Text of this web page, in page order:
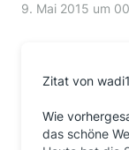
9. Mai 2015 um
Zitat von
Wie
das schöne